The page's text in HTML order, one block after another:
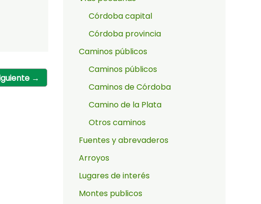
→
Córdoba capital
Córdoba provincia
Caminos públicos
Caminos públicos
Caminos de Córdoba
Camino de la Plata
Otros caminos
Fuentes y abrevaderos
Arroyos
Lugares de interés
Montes publicos